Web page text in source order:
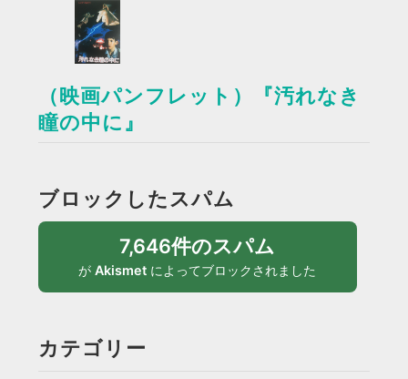
（映画パンフレット）『汚れなき
瞳の中に』
ブロックしたスパム
7,646件のスパム
がAkismet によってブロックされました
カテゴリー